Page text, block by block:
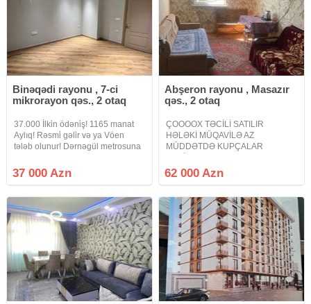
Binəqədi rayonu , 7-ci
mikrorayon qəs., 2 otaq
37.000 İlki̇n ödəni̇ş! 1165 manat
Aylıq! Rəsmi̇ gəli̇r və ya Vöen
tələb olunur! Dərnəgül metrosuna
Town Yaşayış Kompleksində 2
otaq studio mənzil çıxarılır. 15
37 000 Azn
Abşeron rayonu , Masazır
qəs., 2 otaq
ÇOOOOX TƏCİLİ SATILIR
HƏLƏKİ MÜQAVİLƏ AZ
MÜDDƏTDƏ KUPÇALAR
BİNA MASAZIR DAİRƏSİNDƏN
YUXARIDA Masazır dairəsindən
yerləşən yeni tikili binada əşyalı
mənzil
62 000 Azn